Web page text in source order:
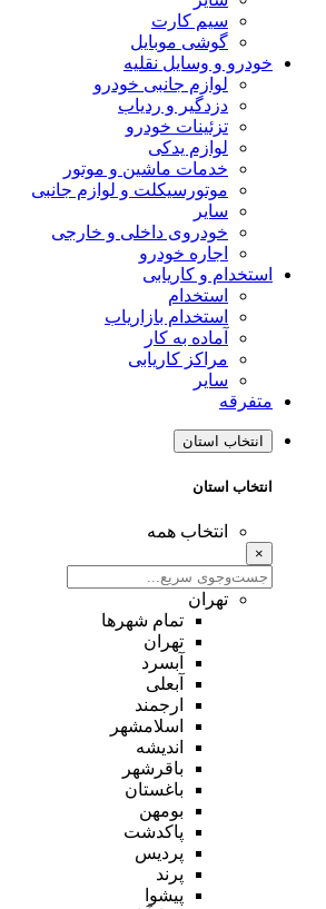
سیم کارت
گوشی موبایل
خودرو و وسایل نقلیه
لوازم جانبی خودرو
دزدگیر و ردیاب
تزئینات خودرو
لوازم یدکی
خدمات ماشین و موتور
موتورسیکلت و لوازم جانبی
سایر
خودروی داخلی و خارجی
اجاره خودرو
استخدام و کاریابی
استخدام
استخدام بازاریاب
آماده به کار
مراکز کاریابی
سایر
متفرقه
انتخاب استان
انتخاب استان
انتخاب همه
×
تهران
تمام شهر‌ها
تهران
آبسرد
آبعلی
ارجمند
اسلامشهر
اندیشه
باقرشهر
باغستان
بومهن
پاکدشت
پردیس
پرند
پیشوا